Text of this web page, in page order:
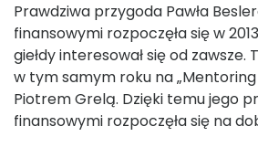
Prawdziwa przygoda Pawła
finansowymi rozpoczęła się w
giełdy interesował się od zawsze.
w tym samym roku na „Mentoring
Piotrem Grelą. Dzięki temu jego
finansowymi rozpoczęła się na